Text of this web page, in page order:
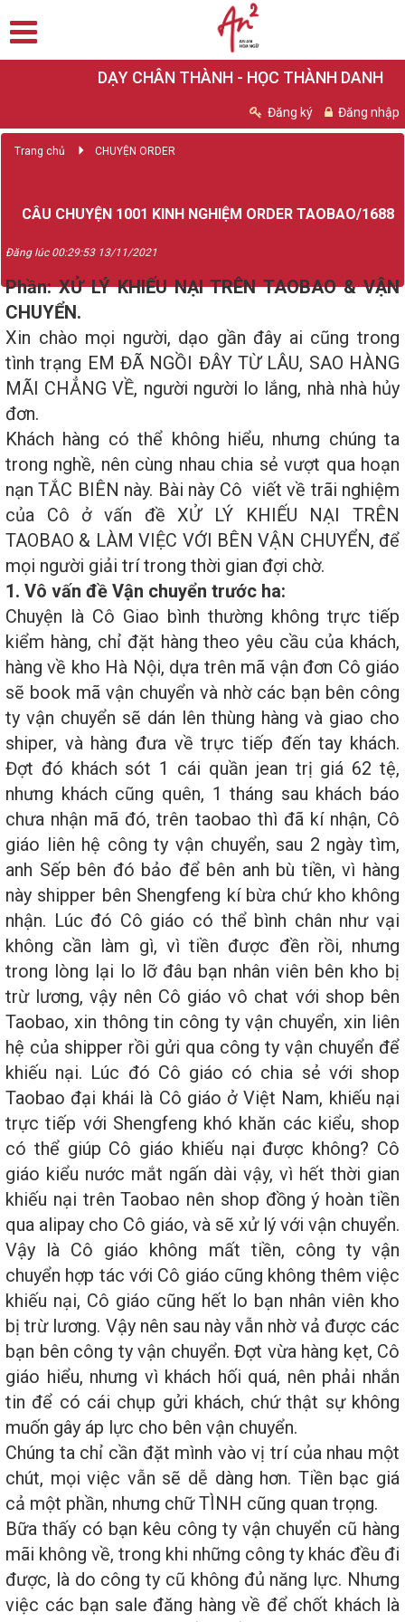
DẠY CHÂN THÀNH - HỌC THÀNH DANH
Đăng ký Đăng nhập
Trang chủ CHUYỆN ORDER
CÂU CHUYỆN 1001 KINH NGHIỆM ORDER TAOBAO/1688
Đăng lúc 00:29:53 13/11/2021
Phần: XỬ LÝ KHIẾU NẠI TRÊN TAOBAO & VẬN
CHUYỂN.
Xin chào mọi người, dạo gần đây ai cũng trong
tình trạng EM ĐÃ NGỒI ĐÂY TỪ LÂU, SAO HÀNG
MÃI CHẲNG VỀ, người người lo lắng, nhà nhà hủy
đơn.
Khách hàng có thể không hiểu, nhưng chúng ta
trong nghề, nên cùng nhau chia sẻ vượt qua hoạn
nạn TẮC BIÊN này. Bài này Cô viết về trãi nghiệm
của Cô ở vấn đề XỬ LÝ KHIẾU NẠI TRÊN
TAOBAO & LÀM VIỆC VỚI BÊN VẬN CHUYỂN, để
mọi người giải trí trong thời gian đợi chờ.
1. Vô vấn đề Vận chuyển trước ha:
Chuyện là Cô Giao bình thường không trực tiếp
kiểm hàng, chỉ đặt hàng theo yêu cầu của khách,
hàng về kho Hà Nội, dựa trên mã vận đơn Cô giáo
sẽ book mã vận chuyển và nhờ các bạn bên công
ty vận chuyển sẽ dán lên thùng hàng và giao cho
shiper, và hàng đưa về trực tiếp đến tay khách.
Đợt đó khách sót 1 cái quần jean trị giá 62 tệ,
nhưng khách cũng quên, 1 tháng sau khách báo
chưa nhận mã đó, trên taobao thì đã kí nhận, Cô
giáo liên hệ công ty vận chuyển, sau 2 ngày tìm,
anh Sếp bên đó bảo để bên anh bù tiền, vì hàng
này shipper bên Shengfeng kí bừa chứ kho không
nhận. Lúc đó Cô giáo có thể bình chân như vại
không cần làm gì, vì tiền được đền rồi, nhưng
trong lòng lại lo lỡ đâu bạn nhân viên bên kho bị
trừ lương, vậy nên Cô giáo vô chat với shop bên
Taobao, xin thông tin công ty vận chuyển, xin liên
hệ của shipper rồi gửi qua công ty vận chuyển để
khiếu nại. Lúc đó Cô giáo có chia sẻ với shop
Taobao đại khái là Cô giáo ở Việt Nam, khiếu nại
trực tiếp với Shengfeng khó khăn các kiểu, shop
có thể giúp Cô giáo khiếu nại được không? Cô
giáo kiểu nước mắt ngấn dài vậy, vì hết thời gian
khiếu nại trên Taobao nên shop đồng ý hoàn tiền
qua alipay cho Cô giáo, và sẽ xử lý với vận chuyển.
Vậy là Cô giáo không mất tiền, công ty vận
chuyển hợp tác với Cô giáo cũng không thêm việc
khiếu nại, Cô giáo cũng hết lo bạn nhân viên kho
bị trừ lương. Vậy nên sau này vẫn nhờ vả được các
bạn bên công ty vận chuyển. Đợt vừa hàng kẹt, Cô
giáo hiểu, nhưng vì khách hối quá, nên phải nhắn
tin để có cái chụp gửi khách, chứ thật sự không
muốn gây áp lực cho bên vận chuyển.
Chúng ta chỉ cần đặt mình vào vị trí của nhau một
chút, mọi việc vẫn sẽ dễ dàng hơn. Tiền bạc giá
cả một phần, nhưng chữ TÌNH cũng quan trọng.
Bữa thấy có bạn kêu công ty vận chuyển cũ hàng
mãi không về, trong khi những công ty khác đều đi
được, là do công ty cũ không đủ năng lực. Nhưng
việc các bạn sale đăng hàng về để chốt khách là